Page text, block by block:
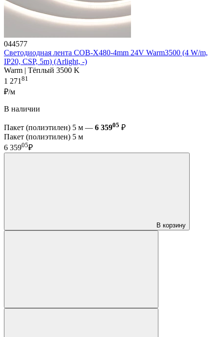
044577
Светодиодная лента COB-X480-4mm 24V Warm3500 (4 W/m,
IP20, CSP, 5m) (Arlight, -)
Warm | Тёплый 3500 K
1 27181
₽/м
В наличии
Пакет (полиэтилен) 5 м — 6 35905 ₽
Пакет (полиэтилен) 5 м
6 35905₽
В корзину